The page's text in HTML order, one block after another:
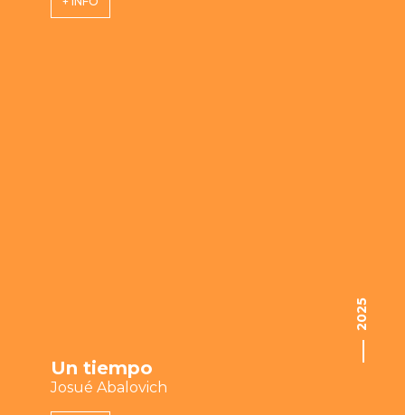
Un tiempo
Josué Abalovich
2025